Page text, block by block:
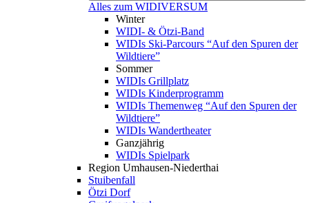
Alles zum WIDIVERSUM
Winter
WIDI- & Ötzi-Band
WIDIs Ski-Parcours “Auf den Spuren der
Wildtiere”
Sommer
WIDIs Grillplatz
WIDIs Kinderprogramm
WIDIs Themenweg “Auf den Spuren der
Wildtiere”
WIDIs Wandertheater
Ganzjährig
WIDIs Spielpark
Region Umhausen-Niederthai
Stuibenfall
Ötzi Dorf